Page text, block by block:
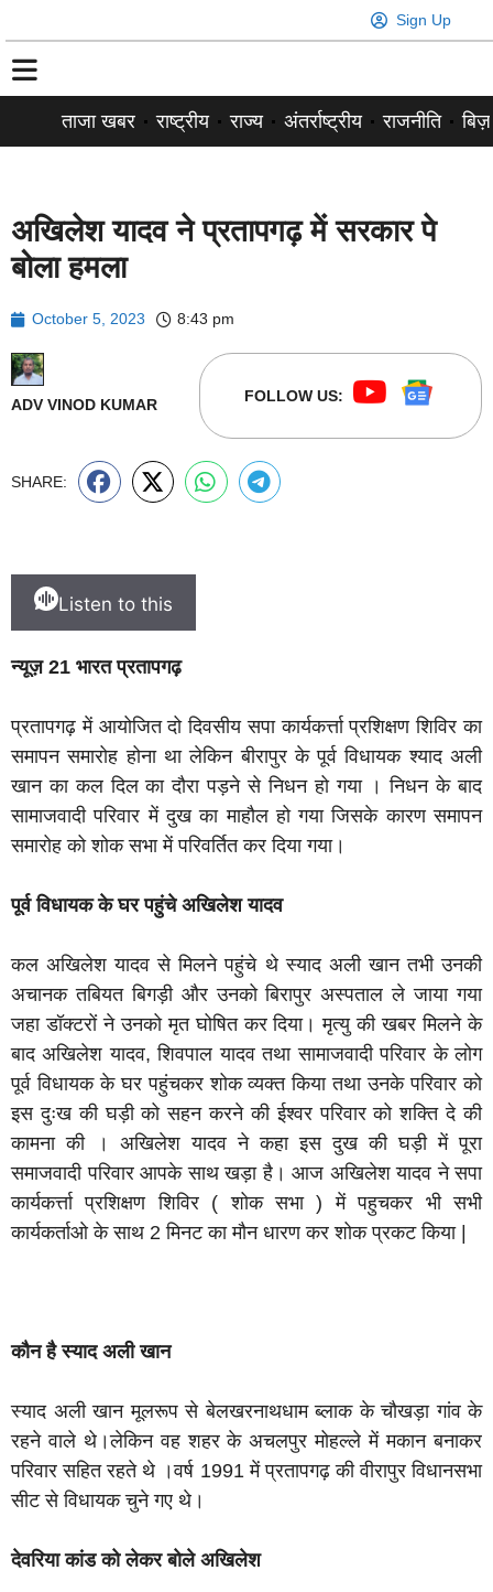
Sign Up
ताजा खबर राष्ट्रीय राज्य अंतर्राष्ट्रीय राजनीति
अखिलेश यादव ने प्रतापगढ़ में सरकार पे
बोला हमला
October 5, 2023 8:43 pm
ADV VINOD KUMAR FOLLOW US:
SHARE:
Listen to this
न्यूज़ 21 भारत प्रतापगढ़
प्रतापगढ़ में आयोजित दो दिवसीय सपा कार्यकर्त्ता प्रशिक्षण शिविर का
समापन समारोह होना था लेकिन बीरापुर के पूर्व विधायक श्याद अली
खान का कल दिल का दौरा पड़ने से निधन हो गया । निधन के बाद
सामाजवादी परिवार में दुख का माहौल हो गया जिसके कारण समापन
समारोह को शोक सभा में परिवर्तित कर दिया गया।
पूर्व विधायक के घर पहुंचे अखिलेश यादव
कल अखिलेश यादव से मिलने पहुंचे थे स्याद अली खान तभी उनकी
अचानक तबियत बिगड़ी और उनको बिरापुर अस्पताल ले जाया गया
जहा डॉक्टरों ने उनको मृत घोषित कर दिया। मृत्यु की खबर मिलने के
बाद अखिलेश यादव, शिवपाल यादव तथा सामाजवादी परिवार के लोग
पूर्व विधायक के घर पहुंचकर शोक व्यक्त किया तथा उनके परिवार को
इस दुःख की घड़ी को सहन करने की ईश्वर परिवार को शक्ति दे की
कामना की । अखिलेश यादव ने कहा इस दुख की घड़ी में पूरा
समाजवादी परिवार आपके साथ खड़ा है। आज अखिलेश यादव ने सपा
कार्यकर्त्ता प्रशिक्षण शिविर ( शोक सभा ) में पहुचकर भी सभी
कार्यकर्ताओ के साथ 2 मिनट का मौन धारण कर शोक प्रकट किया |
कौन है स्याद अली खान
स्याद अली खान मूलरूप से बेलखरनाथधाम ब्लाक के चौखड़ा गांव के
रहने वाले थे।लेकिन वह शहर के अचलपुर मोहल्ले में मकान बनाकर
परिवार सहित रहते थे ।वर्ष 1991 में प्रतापगढ़ की वीरापुर विधानसभा
सीट से विधायक चुने गए थे।
देवरिया कांड को लेकर बोले अखिलेश